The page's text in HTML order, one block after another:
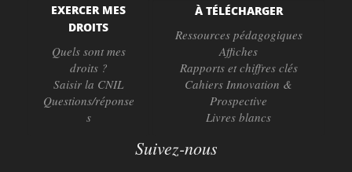
EXERCER MES
DROITS
Quels sont mes
droits ?
Saisir la CNIL
Questions/réponse
s
À TÉLÉCHARGER
Ressources pédagogiques
Affiches
Rapports et chiffres clés
Cahiers Innovation &
Prospective
Livres blancs
Suivez-nous